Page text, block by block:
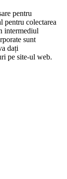
pentru
pentru colectarea
intermediul
sunt
dați
pe site-ul web.